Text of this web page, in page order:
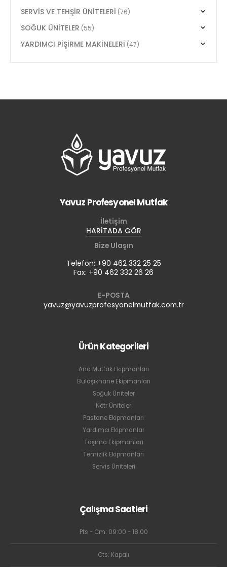
SERVİS VE TEHŞİR ÜNİTELERİ (76)
SOĞUK ÜNİTELER (55)
YARDIMCI PİŞİRME MAKİNELERİ (47)
Yavuz Profesyonel Mutfak
İletişim
HARİTADA GÖR
Bize Ulaşın
Telefon: +90 462 332 25 25
Fax: +90 462 332 26 26
E-POSTA
yavuz@yavuzprofesyonelmutfak.com.tr
Ürün Kategorileri
Ana Mutfak Ekipmanları
Bulaşıkhane Ekipmanları
Soğuk Üniteler
Nötr Üniteler
Pastane Ekipmanları
Yardımcı Ekipmanlar
Taşıma Ekipmanları
Temizlik Ekipmanları
Servis Üniteleri
Çalışma Saatleri
Pts - Cm: 09:00 - 18:00
Cts: Kapalı